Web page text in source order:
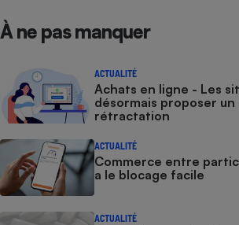
À ne pas manquer
ACTUALITÉ
Achats en ligne - Les
désormais proposer
rétractation
ACTUALITÉ
Commerce entre
a le blocage facile
ACTUALITÉ